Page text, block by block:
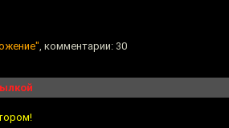
, комментарии: 30